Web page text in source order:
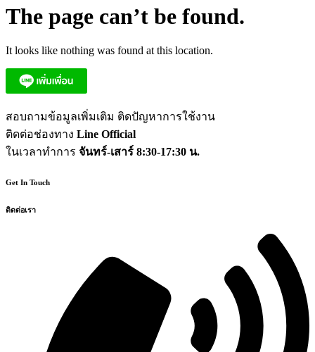
The page can’t be found.
It looks like nothing was found at this location.
สอบถามข้อมูลเพิ่มเติม ติดปัญหาการใช้งาน
ติดต่อช่องทาง Line Official
ในเวลาทำการ จันทร์-เสาร์ 8:30-17:30 น.
Get In Touch
ติดต่อเรา